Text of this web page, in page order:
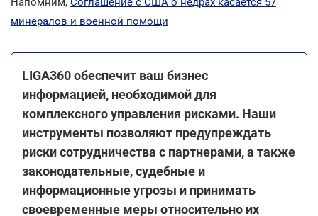
минералов и военной помощи
LIGA360 обеспечит ваш бизнес
информацией, необходимой для
комплексного управления рисками. Наши
инструменты позволяют предупреждать
риски сотрудничества с партнерами, а также
законодательные, судебные и
информационные угрозы и принимать
своевременные меры относительно их